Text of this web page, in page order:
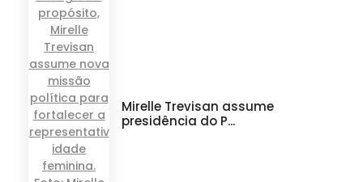
Mirelle Trevisan assume
presidência do P...